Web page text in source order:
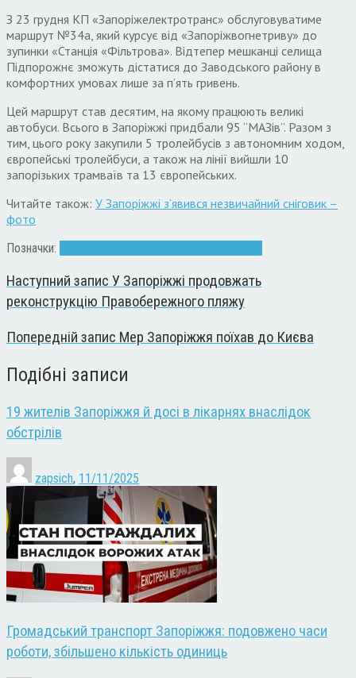
З 23 грудня КП «Запоріжелектротранс» обслуговуватиме
маршрут №34а, який курсує від «Запоріжвогнетриву» до
зупинки «Станція «Фільтрова». Відтепер мешканці селища
Підпорожнє зможуть дістатися до Заводського району в
комфортних умовах лише за п’ять гривень.
Цей маршрут став десятим, на якому працюють великі
автобуси. Всього в Запоріжжі придбали 95 “МАЗів”. Разом з
тим, цього року закупили 5 тролейбусів з автономним ходом,
європейські тролейбуси, а також на лінії вийшли 10
запорізьких трамваїв та 13 європейських.
Читайте також: У Запоріжжі з’явився незвичайний сніговик –
фото
Позначки:
Наступний запис У Запоріжжі продовжать
реконструкцію Правобережного пляжу
Попередній запис Мер Запоріжжя поїхав до Києва
Подібні записи
19 жителів Запоріжжя й досі в лікарнях внаслідок
обстрілів
zapsich, 11/11/2025
Громадський транспорт Запоріжжя: подовжено часи
роботи, збільшено кількість одиниць